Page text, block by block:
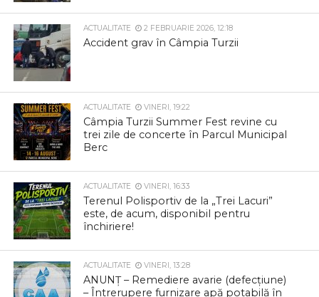
ACTUALITATE 2 FEBRUARIE 2026, 12:18
Accident grav în Câmpia Turzii
ACTUALITATE VINERI, 19:22
Câmpia Turzii Summer Fest revine cu
trei zile de concerte în Parcul Municipal
Berc
ACTUALITATE VINERI, 16:33
Terenul Polisportiv de la „Trei Lacuri”
este, de acum, disponibil pentru
închiriere!
ACTUALITATE VINERI, 13:28
ANUNȚ – Remediere avarie (defecțiune)
– Întrerupere furnizare apă potabilă în